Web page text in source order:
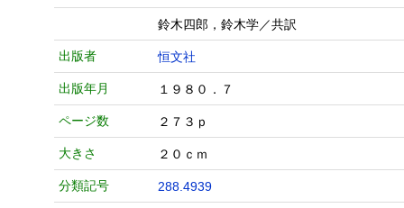
鈴木四郎，鈴木学／共訳
出版者 恒文社
出版年月 １９８０．７
ページ数 ２７３ｐ
大きさ ２０ｃｍ
分類記号 288.4939